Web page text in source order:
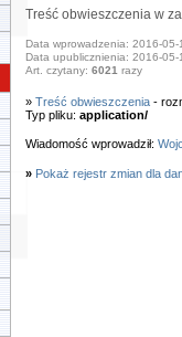
Treść obwieszczenia w
Data wprowadzenia: 2016-05-
Data upublicznienia: 2016-05-
Art. czytany: 6021razy
» Treść obwieszczenia-
Typ pliku: application/
Wiadomość wprowadził:
» Pokaż rejestr zmian dla